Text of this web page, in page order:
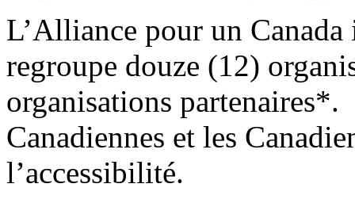
L’Alliance pour un
regroupe douze (12)
organisations
Canadiennes et les
l’accessibilité.